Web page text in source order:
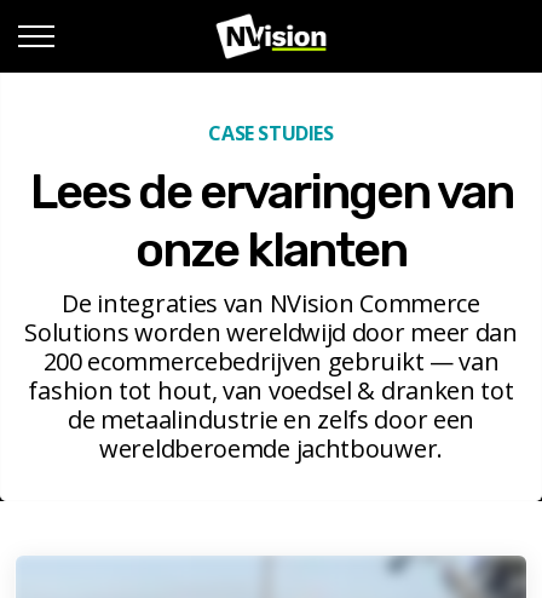
CASE STUDIES
Lees de ervaringen van
onze klanten
De integraties van NVision Commerce
Solutions worden wereldwijd door meer dan
200 ecommercebedrijven gebruikt — van
fashion tot hout, van voedsel & dranken tot
de metaalindustrie en zelfs door een
wereldberoemde jachtbouwer.